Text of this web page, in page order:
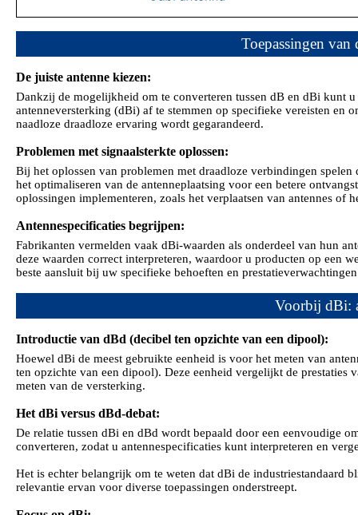
Toepassingen
De juiste antenne kiezen:
Dankzij de mogelijkheid om te converteren tussen dB en dBi kunt
antenneversterking (dBi) af te stemmen op specifieke vereisten en
naadloze draadloze ervaring wordt gegarandeerd.
Problemen met signaalsterkte oplossen:
Bij het oplossen van problemen met draadloze verbindingen
het optimaliseren van de antenneplaatsing voor een betere
oplossingen implementeren, zoals het verplaatsen van antennes of
Antennespecificaties begrijpen:
Fabrikanten vermelden vaak dBi-waarden als onderdeel van hun
deze waarden correct interpreteren, waardoor u producten op een
beste aansluit bij uw specifieke behoeften en
Voorbij dBi:
Introductie van dBd (decibel ten opzichte van een dipool):
Hoewel dBi de meest gebruikte eenheid is voor het meten van
ten opzichte van een dipool). Deze eenheid vergelijkt de prestaties
meten van de versterking.
Het dBi versus dBd-debat:
De relatie tussen dBi en dBd wordt bepaald door een eenvoudige
converteren, zodat u antennespecificaties kunt interpreteren en
Het is echter belangrijk om te weten dat dBi de industriestandaard
relevantie ervan voor diverse toepassingen onderstreept.